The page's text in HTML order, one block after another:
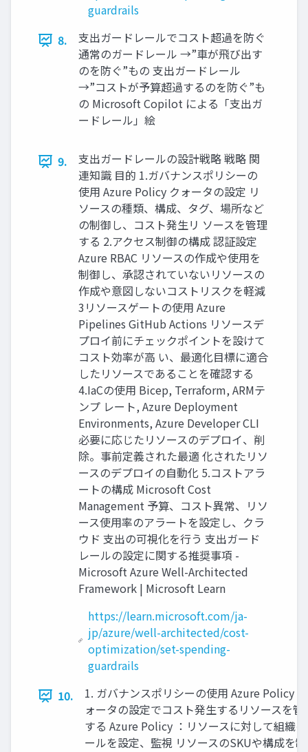
guardrails
8.
支出ガードレールでコスト超過を防ぐ
通常のガードレール →”車が飛び出す
のを防ぐ”もの 支出ガードレール
→”コストが予算超過するのを防ぐ”も
の Microsoft Copilot による「支出ガ
ードレール」絵
9.
支出ガードレールの設計戦略 戦略 関
連知識 目的 1.ガバナンスポリシーの
使用 Azure Policy クォータの設定 リ
ソースの種類、構成、タグ、場所など
の制御し、コスト発生リ ソースを管理
する 2.アクセス制御の構成 認証設定
Azure RBAC リソースの作成や使用を
制御し、承認されていないリソースの
作成や意図しないコストリスクを軽減
3リソースゲートの使用 Azure
Pipelines GitHub Actions リソースデ
プロイ前にチェックポイントを設けて
コスト効率が高 い、最適化目標に適合
したリソースであることを確認する
4.IaCの使用 Bicep, Terraform, ARMテ
ンプ レート, Azure Deployment
Environments, Azure Developer CLI
必要に応じたリソースのデプロイ、削
除。事前定義された最適 化されたリソ
ースのデプロイの自動化 5.コストアラ
ートの構成 Microsoft Cost
Management 予算、コスト異常、リソ
ース使用率のアラートを設定し、クラ
ウド 支出の可視化を行う 支出ガード
レールの設定に関する推奨事項 -
Microsoft Azure Well-Architected
Framework | Microsoft Learn
https://learn.microsoft.com/ja-
jp/azure/well-architected/cost-
optimization/set-spending-
guardrails
10.
1. ガバナンスポリシーの使用 Azure Policy
ォータの設定でコスト発生するリソースを管
する Azure Policy ：リソースに対して組織
ールを設定、監視 リソースのSKUや構成を